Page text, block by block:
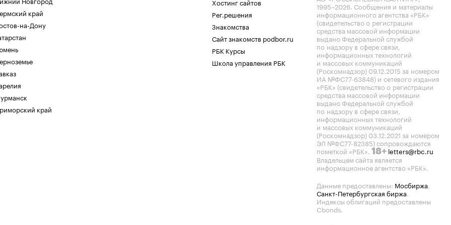
край
на-Дону
край
Хостинг сайтов
Рег.решения
Знакомства
Сайт знакомств podbor.ru
РБК Курсы
Школа управления РБК
1995–2026. Сообщения и материалы
информационного агентства «РБК»
(свидетельство о регистрации
средства массовой информации
выдано Федеральной службой
по надзору в сфере связи,
информационных технологий
и массовых коммуникаций
(Роскомнадзор) 09.12.2015 за номером
ИА №ФС77-63848) и сетевого издания
«РБК» (свидетельство о регистрации
средства массовой информации
выдано Федеральной службой
по надзору в сфере связи,
информационных технологий
и массовых коммуникаций
(Роскомнадзор) 03.12.2021 за номером
ЭЛ №ФС77-82385) сопровождаются
пометкой «РБК». 18+ letters@rbc.ru
Владельцем сайта является
информационное агентство «РБК».
Данные предоставлены: Мосбиржа,
Санкт-Петербургская биржа.
Индексы облигаций предоставлены
Cbonds.